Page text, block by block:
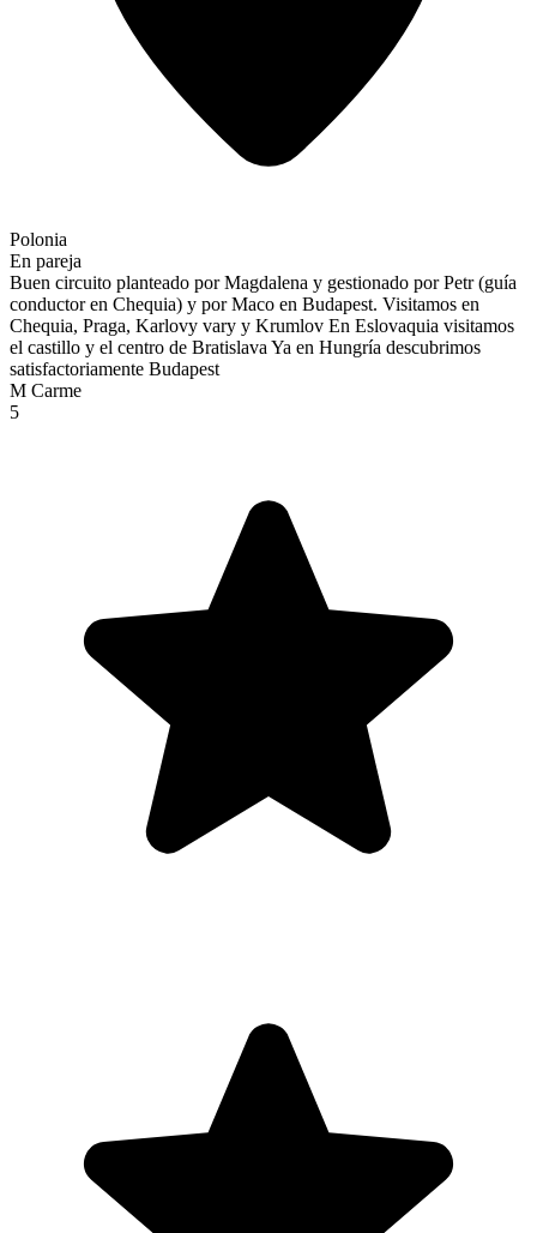
Polonia
En pareja
Buen circuito planteado por Magdalena y gestionado por Petr (guía
conductor en Chequia) y por Maco en Budapest. Visitamos en
Chequia, Praga, Karlovy vary y Krumlov En Eslovaquia visitamos
el castillo y el centro de Bratislava Ya en Hungría descubrimos
satisfactoriamente Budapest
M Carme
5